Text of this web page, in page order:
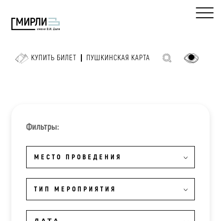
КУПИТЬ БИЛЕТ ПУШКИНСКАЯ КАРТА
Фильтры:
МЕСТО ПРОВЕДЕНИЯ
ТИП МЕРОПРИЯТИЯ